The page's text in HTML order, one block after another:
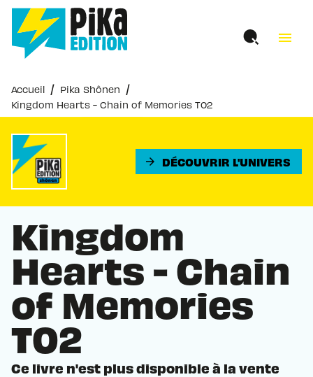
MENU RECHERCHE
PIED DE PAGE
menu
Accueil / Pika Shônen /
Kingdom Hearts - Chain of Memories T02
arrow_forward DÉCOUVRIR L'UNIVERS
Kingdom
Hearts - Chain
of Memories
T02
Ce livre n'est plus disponible à la vente